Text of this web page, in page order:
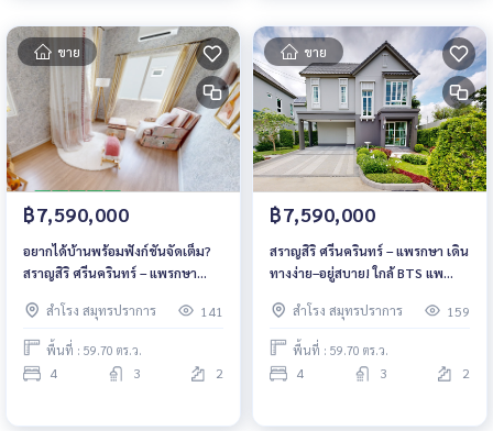
ขาย
฿7,590,000
อยากได้บ้านพร้อมฟังก์ชันจัดเต็ม?
สราญสิริ ศรีนครินทร์ – แพรกษา
แพรกษา ราคาเริ่มต้นเพียง 7.59
ลบ.* 📞 061-6161426 | 065-
4496399 💚 LINE: @wsrcondo
สำโรง สมุทรปราการ 141
พื้นที่ : 59.70 ตร.ว.
4 3 2
ขาย
฿7,590,000
สราญสิริ ศรีนครินทร์ – แพรกษา เดิน
ทางง่าย–อยู่สบาย! ใกล้ BTS แพ
ความสะดวกครบ เริ่มต้นเพียง 7.59
ลบ.* 📞 061-6161426 | 065-
4496399 💚 LINE: @wsrcondo
สำโรง สมุทรปราการ 159
พื้นที่ : 59.70 ตร.ว.
4 3 2